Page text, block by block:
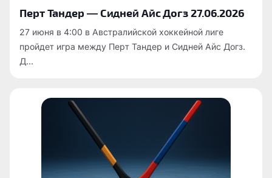
Перт Тандер — Сидней Айс Догз 27.06.2026
27 июня в 4:00 в Австралийской хоккейной лиге
пройдет игра между Перт Тандер и Сидней Айс Догз.
Д...